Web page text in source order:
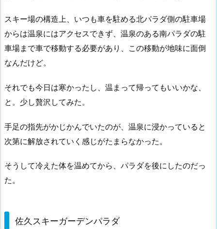
スキー場の構造上、いつも車を駐める北パラダ側の駐車場
からは温泉にはアクセスできず、温泉のある南パラダの駐
車場まで車で移動する必要があり、この移動が地味に面倒
なんだけど。
それでも今日は寒かったし、温まって帰ってもいいかな、
と。少し贅沢してみた。
手足の指先がかじかんでいたのが、温泉に浸かっていると
次第に解放されていく感じがたまらなかった。
そうして冷えた体を温めてから、パラダを後にしたのだっ
た。
佐久スキーガーデンパラダ